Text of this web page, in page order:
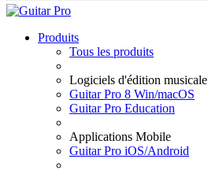
Produits
Tous les produits
Logiciels d'édition musicale
Guitar Pro 8 Win/macOS
Guitar Pro Education
Applications Mobile
Guitar Pro iOS/Android